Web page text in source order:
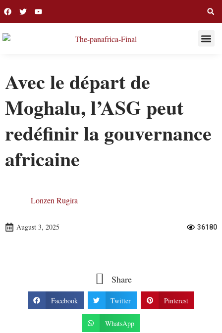
Avec le départ de
Moghalu, l’ASG peut
redéfinir la gouvernance
africaine
Lonzen Rugira
August 3, 2025 36180
Share
Facebook Twitter Pinterest
WhatsApp